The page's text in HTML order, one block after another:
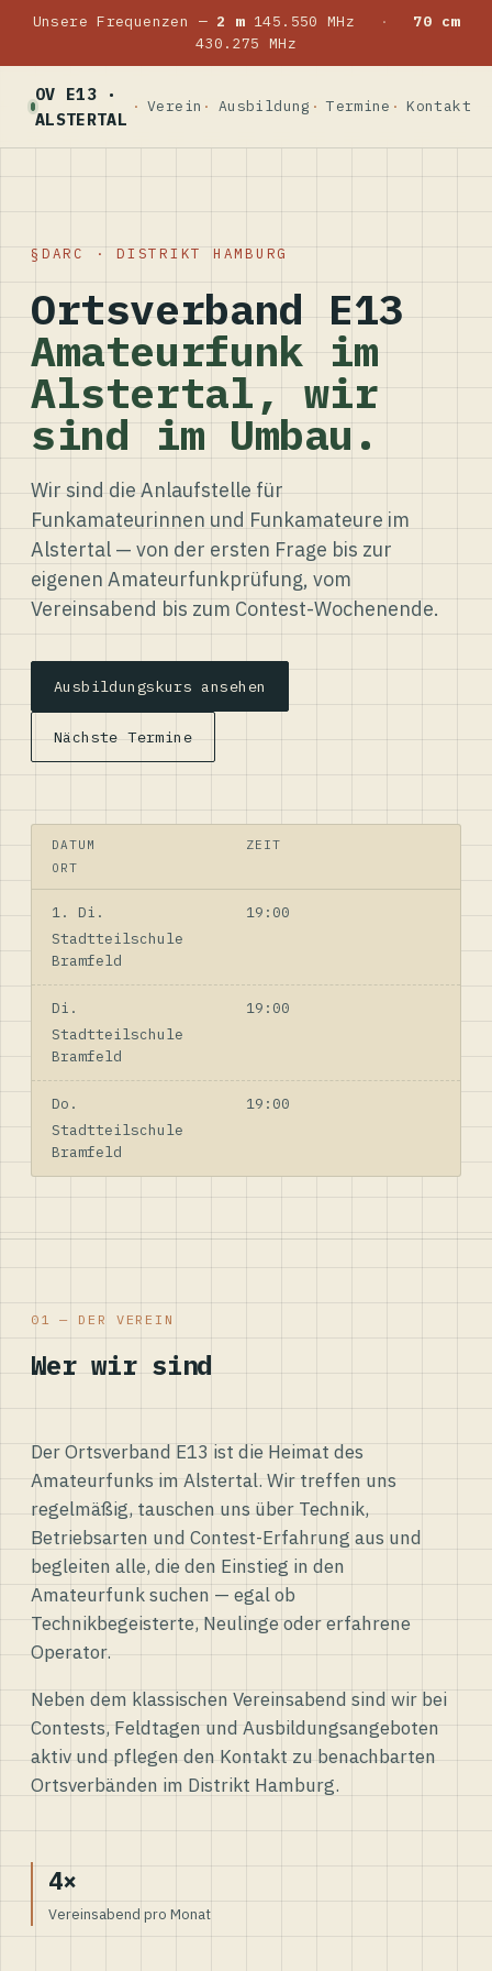
Unsere Frequenzen — 2 m145.550 MHz ·
70 cm
430.275 MHz
OV E13 ·
ALSTERTAL
Verein Ausbildung Termine Kontakt
DARC · DISTRIKT HAMBURG
Ortsverband E13
Amateurfunk im
Alstertal, wir
sind im Umbau.
Wir sind die Anlaufstelle für
Funkamateurinnen und Funkamateure im
Alstertal — von der ersten Frage bis zur
eigenen Amateurfunkprüfung, vom
Vereinsabend bis zum Contest-Wochenende.
Ausbildungskurs ansehen
Nächste Termine
DATUM
ZEIT
ORT
1. Di.
19:00
Stadtteilschule
Bramfeld
Di.
19:00
Stadtteilschule
Bramfeld
Do.
19:00
Stadtteilschule
Bramfeld
01 — DER VEREIN
Wer wir sind
Der Ortsverband E13 ist die Heimat des
Amateurfunks im Alstertal. Wir treffen uns
regelmäßig, tauschen uns über Technik,
Betriebsarten und Contest-Erfahrung aus und
begleiten alle, die den Einstieg in den
Amateurfunk suchen — egal ob
Technikbegeisterte, Neulinge oder erfahrene
Operator.
Neben dem klassischen Vereinsabend sind wir bei
Contests, Feldtagen und Ausbildungsangeboten
aktiv und pflegen den Kontakt zu benachbarten
Ortsverbänden im Distrikt Hamburg.
4×
Vereinsabend pro Monat